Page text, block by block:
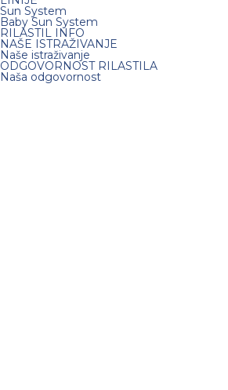
Sun System
Baby Sun System
RILASTIL INFO
NAŠE ISTRAŽIVANJE
Naše istraživanje
ODGOVORNOST RILASTILA
Naša odgovornost